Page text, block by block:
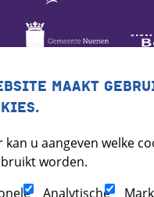
MAAKT
u aangeven welke
worden.
Analytische